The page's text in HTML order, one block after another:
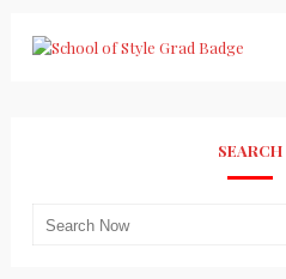
SEARCH